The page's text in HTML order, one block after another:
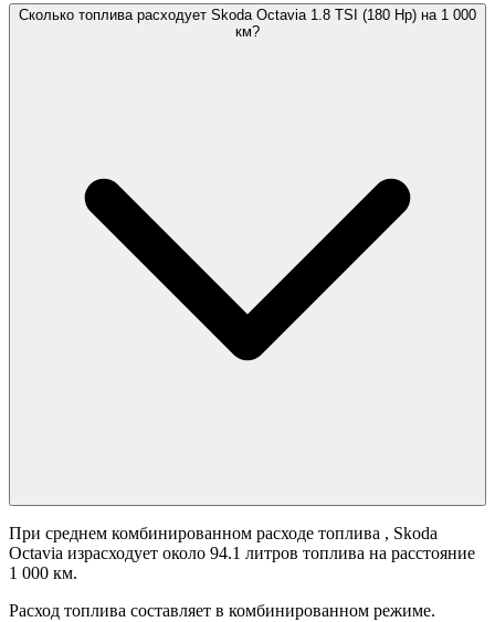
Сколько топлива расходует Skoda Octavia 1.8 TSI (180 Hp) на 1 000
км?
При среднем комбинированном расходе топлива , Skoda
Octavia израсходует около 94.1 литров топлива на расстояние
1 000 км.
Расход топлива составляет в комбинированном режиме.